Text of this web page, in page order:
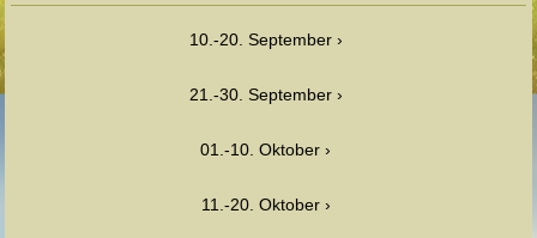
10.-20. September
21.-30. September
01.-10. Oktober
11.-20. Oktober